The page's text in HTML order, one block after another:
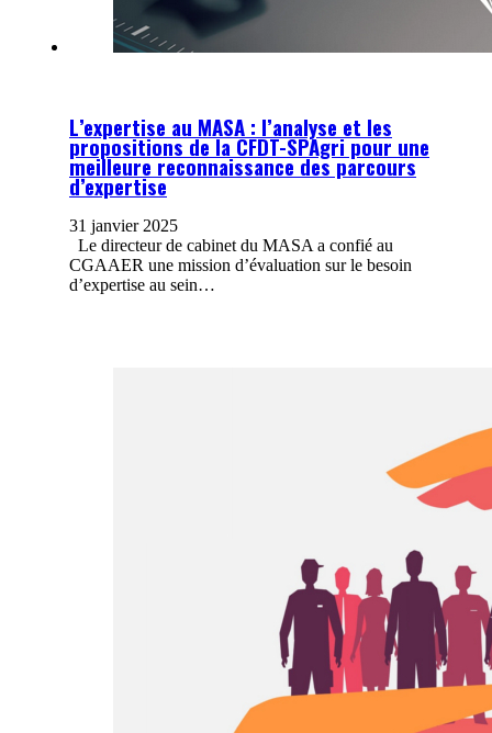
L’expertise au MASA : l’analyse et les
propositions de la CFDT-SPAgri pour une
meilleure reconnaissance des parcours
d’expertise
31 janvier 2025
Le directeur de cabinet du MASA a confié au
CGAAER une mission d’évaluation sur le besoin
d’expertise au sein…